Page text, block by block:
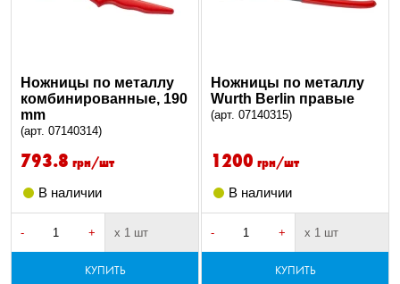
Ножницы по металлу
комбинированные, 190
mm
(арт. 07140314)
793.8 грн/шт
В наличии
- + х 1 шт
КУПИТЬ
Ножницы по металлу
Wurth Berlin правые
(арт. 07140315)
1200 грн/шт
В наличии
- + х 1 шт
КУПИТЬ